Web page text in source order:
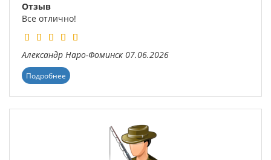
Отзыв
Все отлично!
Александр Наро-Фоминск 07.06.2026
Подробнее